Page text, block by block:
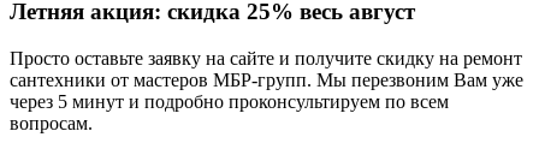
Летняя акция: скидка 25% весь август
Просто оставьте заявку на сайте и получите скидку на ремонт
сантехники от мастеров МБР-групп. Мы перезвоним Вам уже
через 5 минут и подробно проконсультируем по всем
вопросам.